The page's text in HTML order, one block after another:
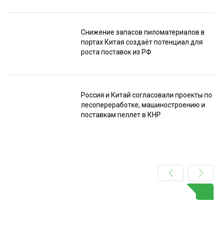
Снижение запасов пиломатериалов в
портах Китая создаёт потенциал для
роста поставок из РФ
Россия и Китай согласовали проекты по
лесопереработке, машиностроению и
поставкам пеллет в КНР